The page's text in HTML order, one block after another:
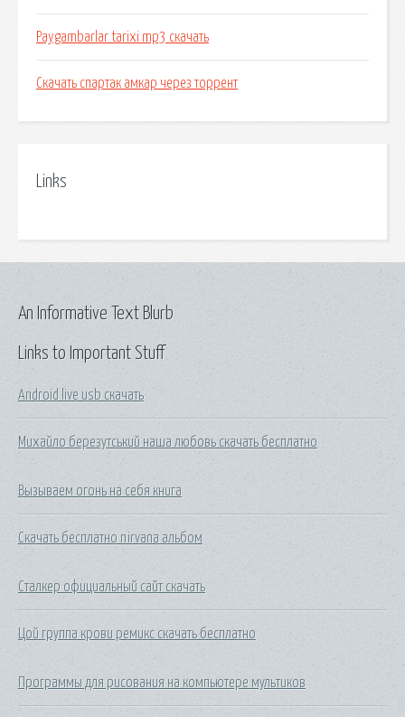
Paygambarlar tarixi mp3 скачать
Скачать спартак амкар через торрент
Links
Links to Important Stuff
Android live usb скачать
Михайло березутський наша любовь скачать бесплатно
Вызываем огонь на себя книга
Скачать бесплатно nirvana альбом
Сталкер официальный сайт скачать
Цой группа крови ремикс скачать бесплатно
Программы для рисования на компьютере мультиков
An Informative Text Blurb